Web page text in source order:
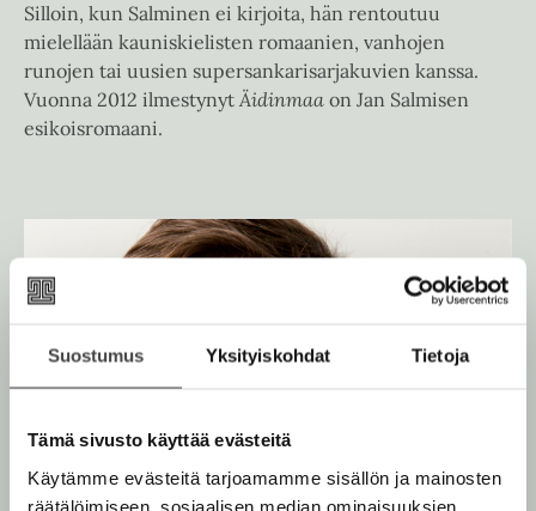
Suostumus Yksityiskohdat Tietoja
Tämä sivusto käyttää evästeitä
Käytämme evästeitä tarjoamamme sisällön ja mainosten
räätälöimiseen, sosiaalisen median ominaisuuksien
Silloin, kun Salminen ei kirjoita, hän rentoutuu
mielellään kauniskielisten romaanien, vanhojen
runojen tai uusien supersankarisarjakuvien kanssa.
Vuonna 2012 ilmestynyt Äidinmaa on Jan Salmisen
esikoisromaani.